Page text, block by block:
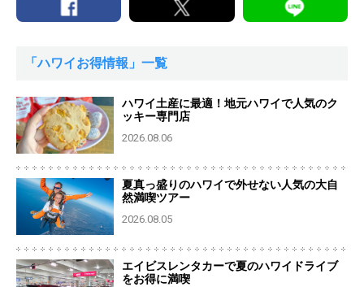
「ハワイお得情報」一覧
ハワイ土産に最適！地元ハワイで人気のク
ッキー専門店
2026.08.06
夏真っ盛りのハワイで外せない人気の大自
然満喫ツアー
2026.08.05
エイビスレンタカーで夏のハワイドライブ
をお得に満喫